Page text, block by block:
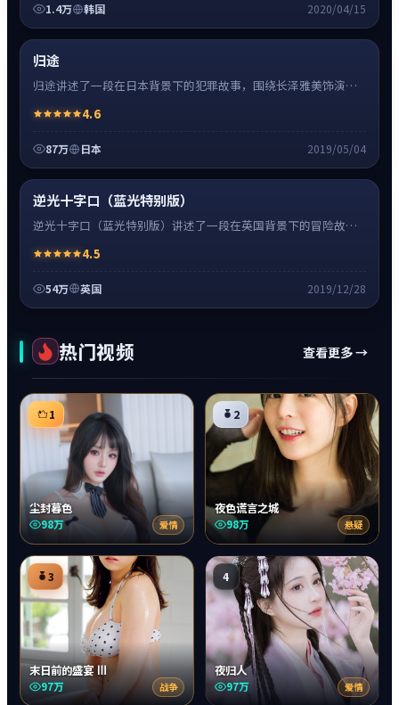
1.4万 韩国 2020/04/15
超清4K
归途
归途讲述了一段在日本背景下的犯罪故事，围绕长泽雅美饰演的
克制。
4.6
87万 日本 2019/05/04
超清4K
逆光十字口（蓝光特别版）
逆光十字口（蓝光特别版）讲述了一段在英国背景下的冒险故
转折相互牵引，节奏紧凑、情绪克制。
4.5
54万 英国 2019/12/28
热门视频 查看更多 →
1
尘封暮色
98万 爱情
2
夜色谎言之城
98万 悬疑
3
末日前的盛宴 Ⅲ
97万 战争
4
夜归人
97万 爱情